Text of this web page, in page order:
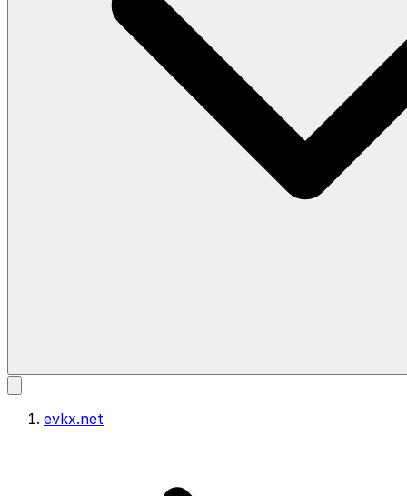
evkx.net